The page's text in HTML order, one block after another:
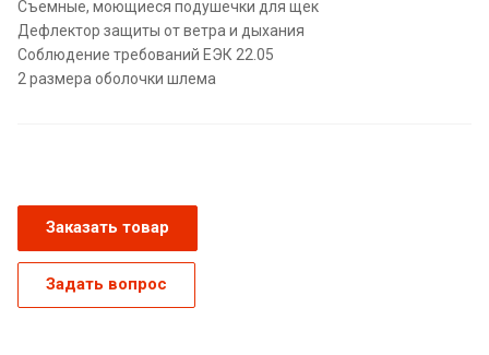
Съемные, моющиеся подушечки для щек
Дефлектор защиты от ветра и дыхания
Соблюдение требований ЕЭК 22.05
2 размера оболочки шлема
Заказать товар
Задать вопрос